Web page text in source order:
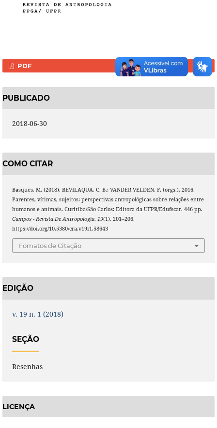
PDF
PUBLICADO
2018-06-30
COMO CITAR
Basques, M. (2018). BEVILAQUA, C. B.; VANDER VELDEN, F. (orgs.). 2016.
Parentes, vítimas, sujeitos: perspectivas antropológicas sobre relações entre
humanos e animais. Curitiba/São Carlos: Editora da UFPR/Edufscar. 446 pp.
Campos - Revista De Antropologia, 19(1), 201–206.
https://doi.org/10.5380/cra.v19i1.58643
Fomatos de Citação
EDIÇÃO
v. 19 n. 1 (2018)
SEÇÃO
Resenhas
LICENÇA